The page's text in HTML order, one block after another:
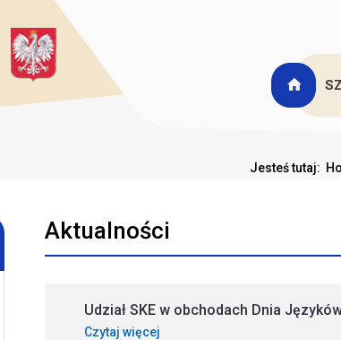
Jesteś tutaj:
Aktualności
Udział SKE w obchodach Dnia
Czytaj więcej